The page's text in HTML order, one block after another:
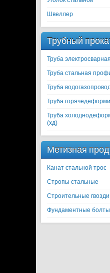
Швеллер
Трубный
Труба электросварная
Труба стальная
Труба
Труба
Труба
(хд)
Метизная
Канат стальной трос
Стропы стальные
Строительные гвозди
Фундаментные болты